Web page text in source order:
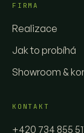
FIRMA
Realizace
Jak to probíhá
Showroom &
KONTAKT
+420 734 855